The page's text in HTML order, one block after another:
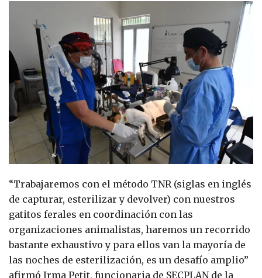
“Trabajaremos con el método TNR (siglas en inglés
de capturar, esterilizar y devolver) con nuestros
gatitos ferales en coordinación con las
organizaciones animalistas, haremos un recorrido
bastante exhaustivo y para ellos van la mayoría de
las noches de esterilización, es un desafío amplio”
afirmó Irma Petit, funcionaria de SECPLAN de la